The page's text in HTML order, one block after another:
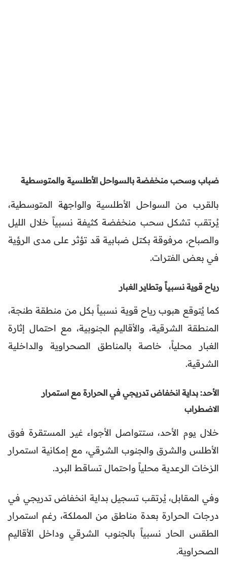
ضباب وسحب منخفضة بالسواحل الأطلسية والمتوسطية
بالقرب من السواحل الأطلسية والواجهة المتوسطية،
يُرتقب تشكل سحب منخفضة كثيفة نسبياً خلال الليل
والصباح، مرفوقة بكتل ضبابية قد تؤثر على مدى الرؤية
في بعض الفترات.
رياح قوية نسبياً وتطاير الغبار
كما يُتوقع هبوب رياح قوية نسبياً بكل من منطقة طنجة،
المنطقة الشرقية، والأقاليم الجنوبية، مع احتمال إثارة
الغبار محلياً، خاصة بالمناطق الصحراوية والداخلية
الشرقية.
الأحد: بداية انخفاض تدريجي في الحرارة مع استمرار
الاضطراب
خلال يوم الأحد، ستتواصل الأجواء غير المستقرة فوق
الأطلس والشرق والجنوب الشرقي، مع إمكانية استمرار
الزخات الرعدية محلياً واحتمال تساقط البرد.
وفي المقابل، يُرتقب تسجيل بداية انخفاض تدريجي في
درجات الحرارة بعدة مناطق من المملكة، رغم استمرار
الطقس الحار نسبياً بالجنوب الشرقي وداخل الأقاليم
الصحراوية.